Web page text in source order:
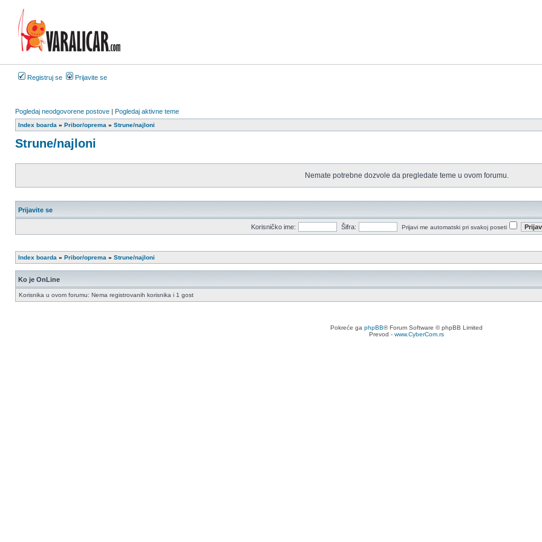
Registruj se Prijavite se
Pogledaj neodgovorene postove | Pogledaj aktivne teme
Index boarda » Pribor/oprema » Strune/najloni
Strune/najloni
Nemate potrebne dozvole da pregledate teme u ovom forumu.
Prijavite se
Korisničko ime: Šifra: Prijavi me automatski pri svakoj poseti
Index boarda » Pribor/oprema » Strune/najloni
Ko je OnLine
Korisnika u ovom forumu: Nema registrovanih korisnika i 1 gost
Pokreće ga phpBB® Forum Software © phpBB Limited
Prevod - www.CyberCom.rs